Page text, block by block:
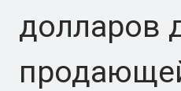
долларов